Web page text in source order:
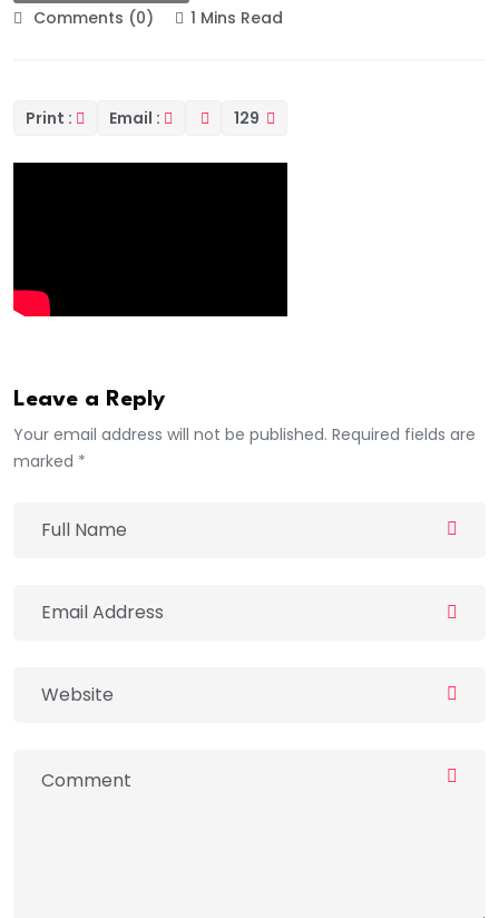
Comments (0)
1 Mins Read
Print : Email : 129
Leave a Reply
Your email address will not be published. Required fields are
marked *